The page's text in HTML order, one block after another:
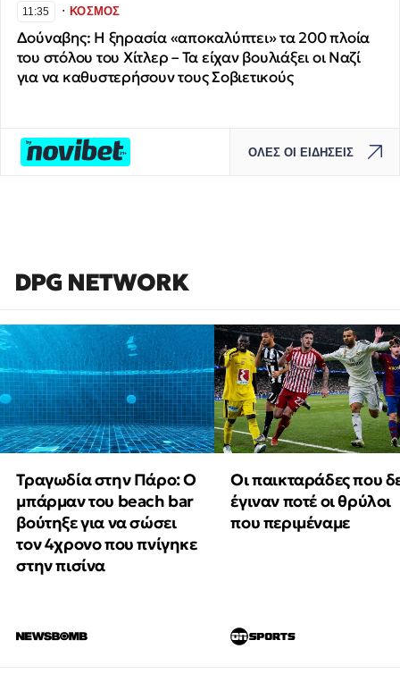
11:35 ∙ΚΟΣΜΟΣ
Δούναβης: Η ξηρασία «αποκαλύπτει» τα 200 πλοία
του στόλου του Χίτλερ – Τα είχαν βουλιάξει οι Ναζί
για να καθυστερήσουν τους Σοβιετικούς
ΟΛΕΣ ΟΙ ΕΙΔΗΣΕΙΣ
DPG NETWORK
Τραγωδία στην Πάρο: Ο
μπάρμαν του beach bar
βούτηξε για να σώσει
τον 4χρονο που πνίγηκε
στην πισίνα
Οι παικταράδες που
έγιναν ποτέ οι θρύλοι
που περιμέναμε